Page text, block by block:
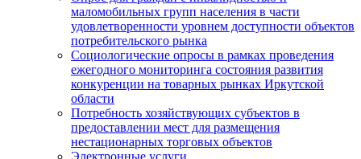
маломобильных групп населения в части
удовлетворенности уровнем доступности объектов
потребительского рынка
Социологические опросы в рамках проведения
ежегодного мониторинга состояния развития
конкуренции на товарных рынках Иркутской
области
Потребность хозяйствующих субъектов в
предоставлении мест для размещения
нестационарных торговых объектов
Электронные услуги